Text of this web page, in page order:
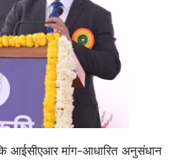
आईसीएआर मांग-आधारित अनुसंधान